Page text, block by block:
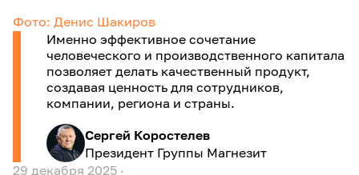
Фото: Денис Шакиров
Именно эффективное сочетание
человеческого и производственного капитала
позволяет делать качественный продукт,
создавая ценность для сотрудников,
компании, региона и страны.
Сергей Коростелев
Президент Группы Магнезит
29 декабря 2025 ·